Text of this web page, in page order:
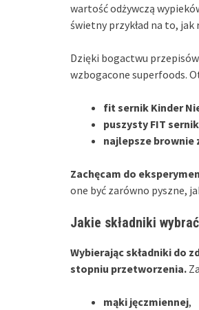
wartość odżywczą
świetny przykład na to,
Dzięki bogactwu
wzbogacone superfoods.
fit sernik Kinder
puszysty FIT
najlepsze brownie
Zachęcam do
one być zarówno pyszne,
Jakie składniki
Wybierając składniki do
stopniu przetworzenia.
mąki jęczmiennej,